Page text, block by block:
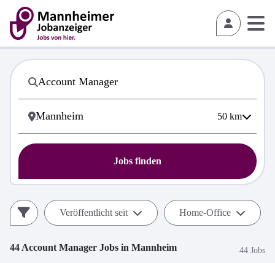
50 km
Jobs finden
Veröffentlicht seit Home-Office
44 Account Manager Jobs in Mannheim 44 Jobs